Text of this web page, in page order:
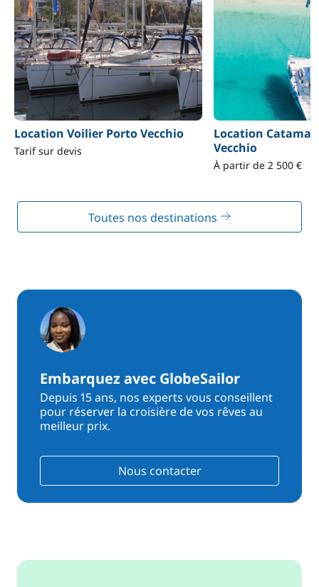
Location Voilier Porto Vecchio
Tarif sur devis
Location
Vecchio
À partir de 2 500 €
Toutes nos destinations
Embarquez avec GlobeSailor
Depuis 15 ans, nos experts vous conseillent
pour réserver la croisière de vos rêves au
meilleur prix.
Nous contacter